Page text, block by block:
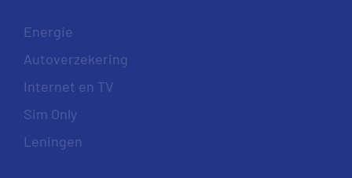
Energie
Autoverzekering
Internet en TV
Sim Only
Leningen